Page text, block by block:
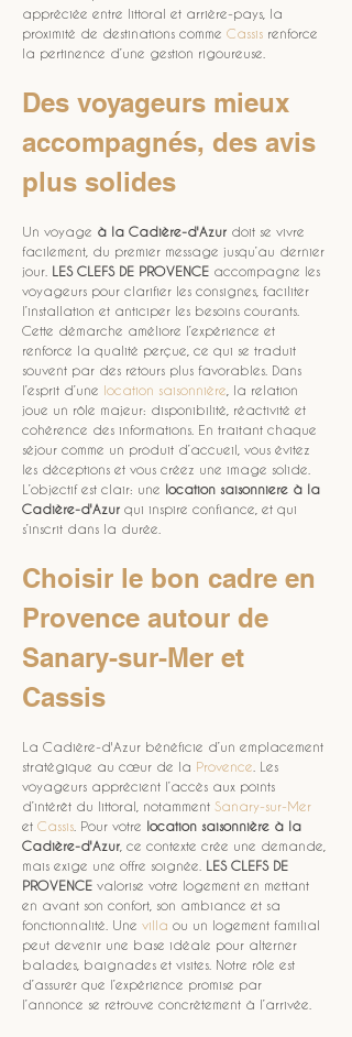
appréciée entre littoral et arrière-pays, la
proximité de destinations comme Cassis renforce
la pertinence d’une gestion rigoureuse.
Des voyageurs mieux
accompagnés, des avis
plus solides
Un voyage à la Cadière-d'Azur doit se vivre
facilement, du premier message jusqu’au dernier
jour. LES CLEFS DE PROVENCE accompagne les
voyageurs pour clarifier les consignes, faciliter
l’installation et anticiper les besoins courants.
Cette démarche améliore l’expérience et
renforce la qualité perçue, ce qui se traduit
souvent par des retours plus favorables. Dans
l’esprit d’une location saisonnière , la relation
joue un rôle majeur: disponibilité, réactivité et
cohérence des informations. En traitant chaque
séjour comme un produit d’accueil, vous évitez
les déceptions et vous créez une image solide.
L’objectif est clair: une location saisonniere à la
Cadière-d'Azur qui inspire confiance, et qui
s’inscrit dans la durée.
Choisir le bon cadre en
Provence autour de
Sanary-sur-Mer et
Cassis
La Cadière-d'Azur bénéficie d’un emplacement
stratégique au cœur de la Provence . Les
voyageurs apprécient l’accès aux points
d’intérêt du littoral, notamment Sanary-sur-Mer
et Cassis . Pour votre location saisonnière à la
Cadière-d'Azur , ce contexte crée une demande,
mais exige une offre soignée. LES CLEFS DE
PROVENCE valorise votre logement en mettant
en avant son confort, son ambiance et sa
fonctionnalité. Une villa ou un logement familial
peut devenir une base idéale pour alterner
balades, baignades et visites. Notre rôle est
d’assurer que l’expérience promise par
l’annonce se retrouve concrètement à l’arrivée.